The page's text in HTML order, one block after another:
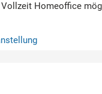
Vollzeit Homeoffice